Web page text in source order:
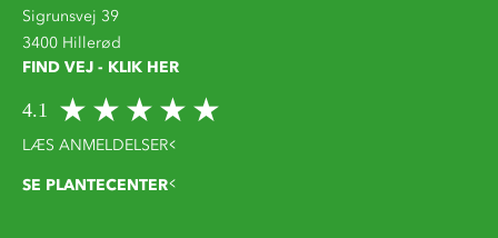
Sigrunsvej 39
3400 Hillerød
FIND VEJ - KLIK HER
4.1
LÆS ANMELDELSER
SE PLANTECENTER